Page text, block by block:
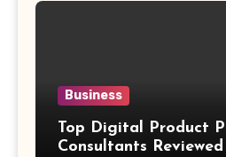
Business
Top Digital Product
Consultants Reviewed